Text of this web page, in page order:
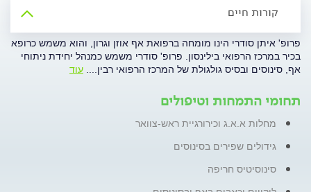
קורות חיים
פרופ' איתן סודרי הינו מומחה ברפואת אף אוזן וגרון, והוא משמש כרופא
בכיר במרכז הרפואי בילינסון. פרופ' סודרי משמש כמנהל יחידת ניתוחי
אף, סינוסים ובסיס גולגולת של המרכז הרפואי רבין.
עוד
תחומי התמחות וטיפולים
מחלות א.א.ג וכירורגיית ראש-צוואר
גידולים שפירים בסינוסים
סינוסיטיס חריפה